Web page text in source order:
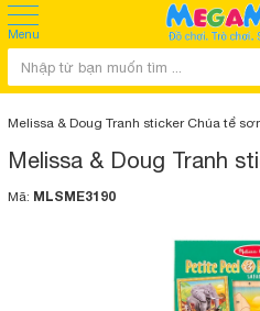
Menu
Melissa & Doug Tranh sticker Chúa tể
Melissa & Doug Tranh
Mã: MLSME3190